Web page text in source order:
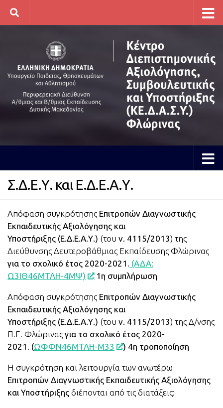
Skip to content
Σ.Δ.Ε.Υ. και Ε.Δ.Ε.Α.Υ.
Απόφαση συγκρότησης Επιτροπών Διαγνωστικής
Εκπαιδευτικής Αξιολόγησης και
Υποστήριξης (Ε.Δ.Ε.Α.Υ.) (του ν. 4115/2013) της
Διεύθυνσης Δευτεροβάθμιας Εκπαίδευσης Φλώρινας
για το σχολικό έτος 2020-2021 . (ΑΔΑ:
Ω3ΙΘ46ΜΤΛΗ-4ΜΨ)
1η συμπλήρωση
Απόφαση συγκρότησης Επιτροπών Διαγνωστικής
Εκπαιδευτικής Αξιολόγησης και
Υποστήριξης (Ε.Δ.Ε.Α.Υ.) (του ν. 4115/2013) της Δ/νσης
Π.Ε. Φλώρινας για το σχολικό έτος 2020-
2021 . (ΩΦΦΝ46ΜΤΛΗ-Μ33 ) 4η τροποποίηση
Η συγκρότηση και λειτουργία των ανωτέρω
Επιτροπών Διαγνωστικής Εκπαιδευτικής Αξιολόγησης
και Υποστήριξης διέπονται από τις διατάξεις: